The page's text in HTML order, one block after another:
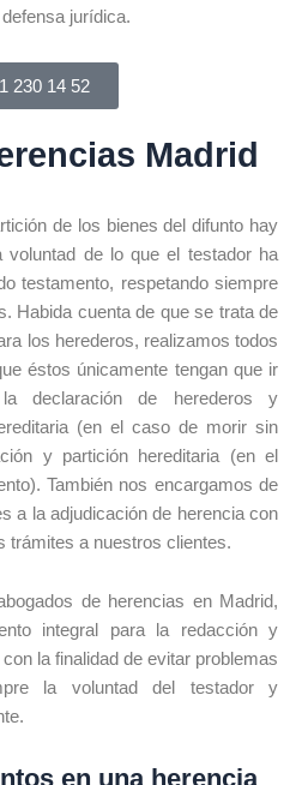
jurídica.
230 14 52
Madrid
de los bienes del difunto hay
voluntad de lo que el testador ha
testamento, respetando siempre
Habida cuenta de que se trata de
los herederos, realizamos todos
éstos únicamente tengan que ir
declaración de herederos y
(en el caso de morir sin
y partición hereditaria (en el
También nos encargamos de
a la adjudicación de herencia con
trámites a nuestros clientes.
de herencias en Madrid,
integral para la redacción y
la finalidad de evitar problemas
la voluntad del testador y
en una herencia